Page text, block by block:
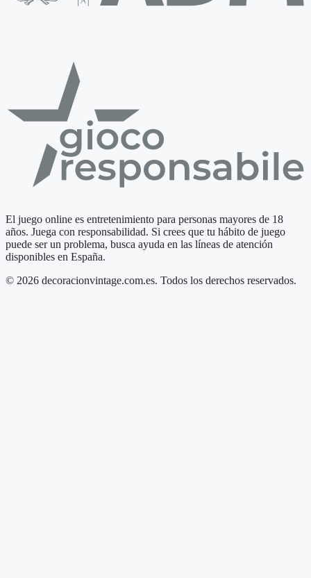
El juego online es entretenimiento para personas mayores de 18
años. Juega con responsabilidad. Si crees que tu hábito de juego
puede ser un problema, busca ayuda en las líneas de atención
disponibles en España.
© 2026 decoracionvintage.com.es. Todos los derechos reservados.